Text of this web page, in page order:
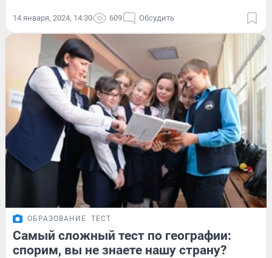
14 января, 2024, 14:30 609 Обсудить
ОБРАЗОВАНИЕ ТЕСТ
Самый сложный тест по географии:
спорим, вы не знаете нашу страну?